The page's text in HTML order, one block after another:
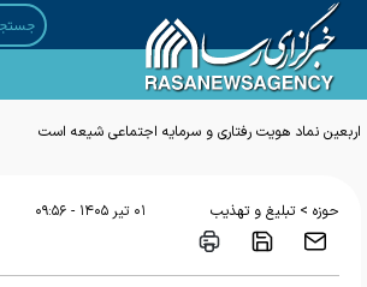
حوزه > تبلیغ و تهذیب ۰۱ تير ۱۴۰۵ - ۰۹:۵۶